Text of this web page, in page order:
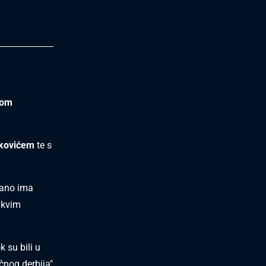
te s
ima
su bili u